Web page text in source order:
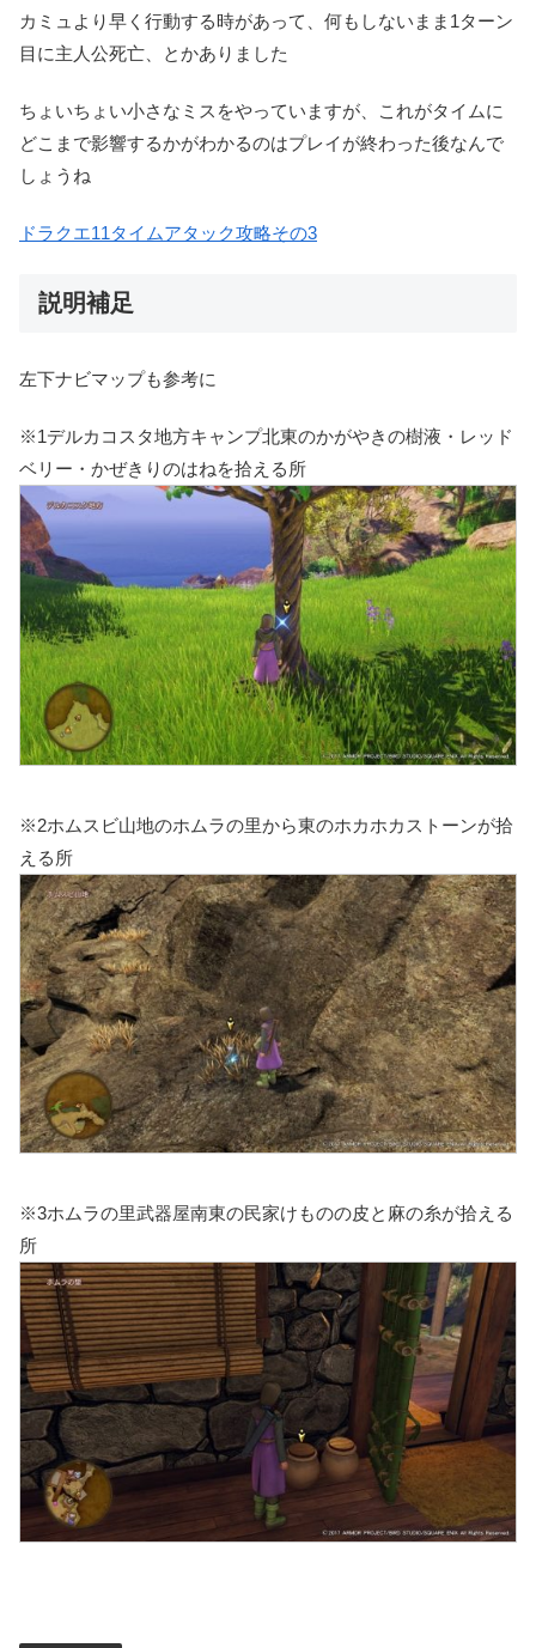
カミュより早く行動する時があって、何もしないまま1ターン
目に主人公死亡、とかありました
ちょいちょい小さなミスをやっていますが、これがタイムに
どこまで影響するかがわかるのはプレイが終わった後なんで
しょうね
ドラクエ11タイムアタック攻略その3
説明補足
左下ナビマップも参考に
※1デルカコスタ地方キャンプ北東のかがやきの樹液・レッド
ベリー・かぜきりのはねを拾える所
※2ホムスビ山地のホムラの里から東のホカホカストーンが拾
える所
※3ホムラの里武器屋南東の民家けものの皮と麻の糸が拾える
所